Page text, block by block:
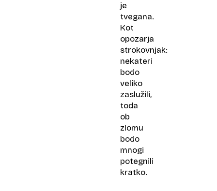
je
tvegana.
Kot
opozarja
strokovnjak:
nekateri
bodo
veliko
zaslužili,
toda
ob
zlomu
bodo
mnogi
potegnili
kratko.